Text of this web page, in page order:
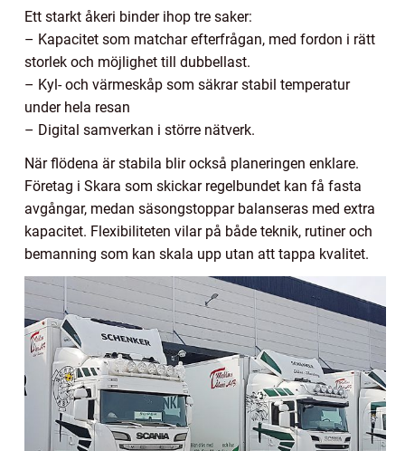
Ett starkt åkeri binder ihop tre saker:
– Kapacitet som matchar efterfrågan, med fordon i rätt
storlek och möjlighet till dubbellast.
– Kyl- och värmeskåp som säkrar stabil temperatur
under hela resan
– Digital samverkan i större nätverk.
När flödena är stabila blir också planeringen enklare.
Företag i Skara som skickar regelbundet kan få fasta
avgångar, medan säsongstoppar balanseras med extra
kapacitet. Flexibiliteten vilar på både teknik, rutiner och
bemanning som kan skala upp utan att tappa kvalitet.